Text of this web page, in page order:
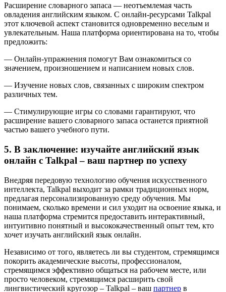
Расширение словарного запаса — неотъемлемая часть
овладения английским языком. С онлайн-ресурсами Talkpal
этот ключевой аспект становится одновременно веселым и
увлекательным. Наша платформа ориентирована на то, чтобы
предложить:
— Онлайн-упражнения помогут Вам ознакомиться со
значением, произношением и написанием новых слов.
— Изучение новых слов, связанных с широким спектром
различных тем.
— Стимулирующие игры со словами гарантируют, что
расширение вашего словарного запаса останется приятной
частью вашего учебного пути.
5. В заключение: изучайте английский язык
онлайн с Talkpal – ваш партнер по успеху
Внедряя передовую технологию обучения искусственного
интеллекта, Talkpal выходит за рамки традиционных норм,
предлагая персонализированную среду обучения. Мы
понимаем, сколько времени и сил уходит на освоение языка, и
наша платформа стремится предоставить интерактивный,
интуитивно понятный и высококачественный опыт тем, кто
хочет изучать английский язык онлайн.
Независимо от того, являетесь ли вы студентом, стремящимся
покорить академические высоты, профессионалом,
стремящимся эффективно общаться на рабочем месте, или
просто человеком, стремящимся расширить свой
лингвистический кругозор – Talkpal – ваш партнер в